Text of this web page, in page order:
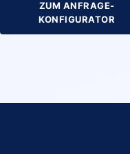
ZUM ANFRAGE-
KONFIGURATOR